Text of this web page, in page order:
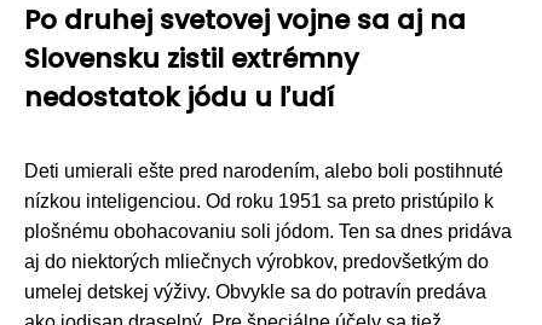
Po druhej svetovej vojne sa aj na
Slovensku zistil extrémny
nedostatok jódu u ľudí
Deti umierali ešte pred narodením, alebo boli postihnuté
nízkou inteligenciou. Od roku 1951 sa preto pristúpilo k
plošnému obohacovaniu soli jódom. Ten sa dnes pridáva
aj do niektorých mliečnych výrobkov, predovšetkým do
umelej detskej výživy. Obvykle sa do potravín predáva